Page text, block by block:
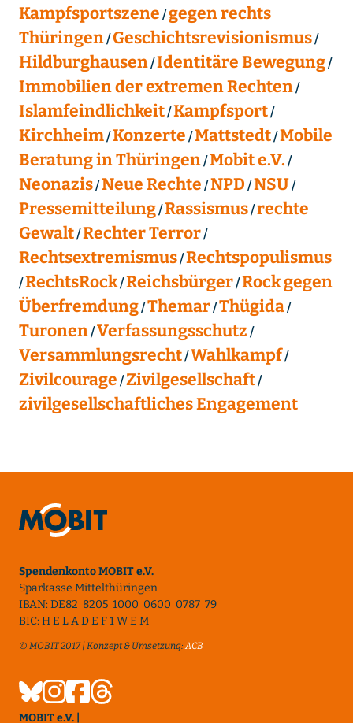
Kampfsportszene gegen rechts
Thüringen Geschichtsrevisionismus
Hildburghausen Identitäre Bewegung
Immobilien der extremen Rechten
Islamfeindlichkeit Kampfsport
Kirchheim Konzerte Mattstedt Mobile
Beratung in Thüringen Mobit e.V.
Neonazis Neue Rechte NPD NSU
Pressemitteilung Rassismus rechte
Gewalt Rechter Terror
Rechtsextremismus Rechtspopulismus
RechtsRock Reichsbürger Rock gegen
Überfremdung Themar Thügida
Turonen Verfassungsschutz
Versammlungsrecht Wahlkampf
Zivilcourage Zivilgesellschaft
zivilgesellschaftliches Engagement
Spendenkonto MOBIT e.V.
Sparkasse Mittelthüringen
IBAN: DE82 8205 1000 0600 0787 79
BIC: H E L A D E F 1 W E M
© MOBIT 2017 | Konzept & Umsetzung:ACB
MOBIT e.V. |